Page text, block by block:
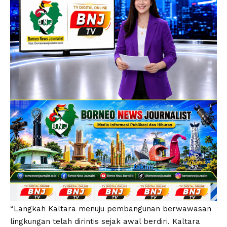
“Langkah Kaltara menuju pembangunan berwawasan
lingkungan telah dirintis sejak awal berdiri. Kaltara